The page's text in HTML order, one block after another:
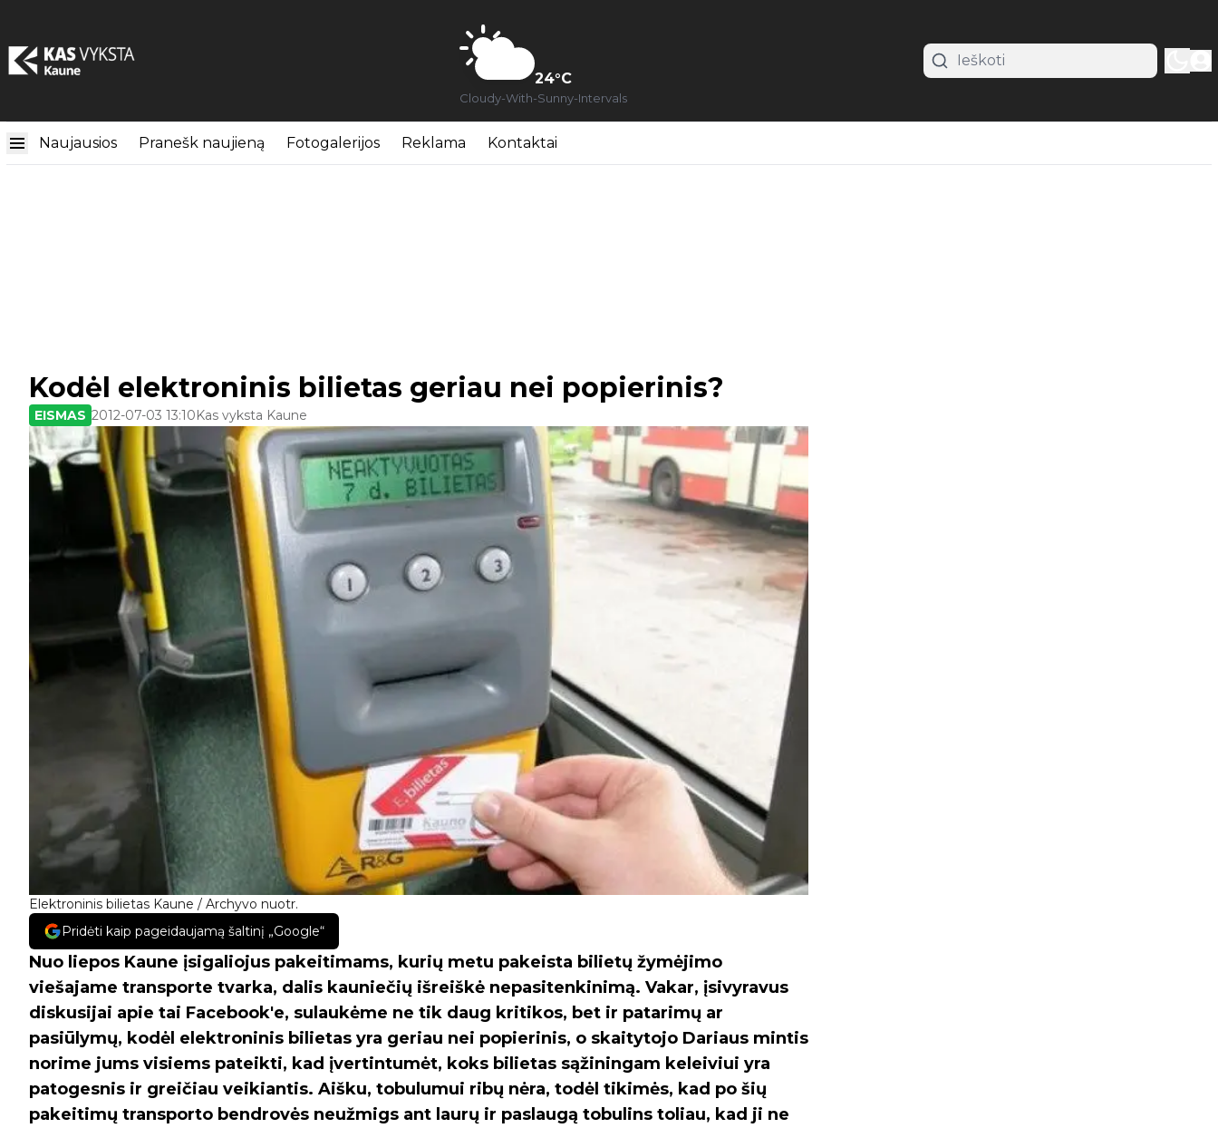
24°C
Cloudy-With-Sunny-Intervals
Naujausios Pranešk naujieną Fotogalerijos Reklama Kontaktai
Elektroninis bilietas Kaune / Archyvo nuotr.
Kodėl elektroninis bilietas geriau nei popierinis?
EISMAS 2012-07-03 13:10Kas vyksta Kaune
Pridėti kaip pageidaujamą šaltinį „Google“
Nuo liepos Kaune įsigaliojus pakeitimams, kurių metu pakeista bilietų žymėjimo
viešajame transporte tvarka, dalis kauniečių išreiškė nepasitenkinimą. Vakar, įsivyravus
diskusijai apie tai Facebook'e, sulaukėme ne tik daug kritikos, bet ir patarimų ar
pasiūlymų, kodėl elektroninis bilietas yra geriau nei popierinis, o skaitytojo Dariaus mintis
norime jums visiems pateikti, kad įvertintumėt, koks bilietas sąžiningam keleiviui yra
patogesnis ir greičiau veikiantis. Aišku, tobulumui ribų nėra, todėl tikimės, kad po šių
pakeitimų transporto bendrovės neužmigs ant laurų ir paslaugą tobulins toliau, kad ji ne